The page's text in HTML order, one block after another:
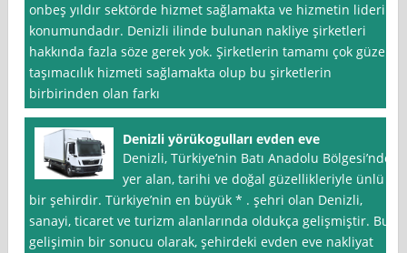
onbeş yıldır sektörde hizmet sağlamakta ve hizmetin lideri
konumundadır. Denizli ilinde bulunan nakliye şirketleri
hakkında fazla söze gerek yok. Şirketlerin tamamı çok güzel
taşımacılık hizmeti sağlamakta olup bu şirketlerin
birbirinden olan farkı
Denizli yörükogulları evden eve
Denizli, Türkiye’nin Batı Anadolu Bölgesi’nde
yer alan, tarihi ve doğal güzellikleriyle ünlü
bir şehirdir. Türkiye’nin en büyük * . şehri olan Denizli,
sanayi, ticaret ve turizm alanlarında oldukça gelişmiştir. Bu
gelişimin bir sonucu olarak, şehirdeki evden eve nakliyat